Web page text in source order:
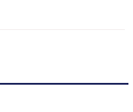
Хууль, ёс зүй,